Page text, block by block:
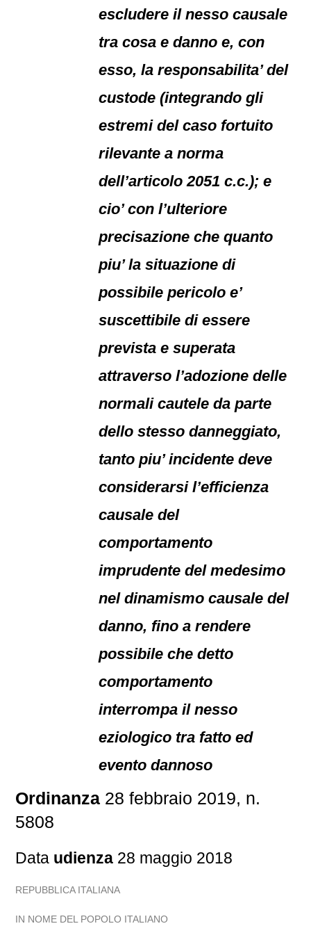
escludere il nesso causale
tra cosa e danno e, con
esso, la responsabilita’ del
custode (integrando gli
estremi del caso fortuito
rilevante a norma
dell’articolo 2051 c.c.); e
cio’ con l’ulteriore
precisazione che quanto
piu’ la situazione di
possibile pericolo e’
suscettibile di essere
prevista e superata
attraverso l’adozione delle
normali cautele da parte
dello stesso danneggiato,
tanto piu’ incidente deve
considerarsi l’efficienza
causale del
comportamento
imprudente del medesimo
nel dinamismo causale del
danno, fino a rendere
possibile che detto
comportamento
interrompa il nesso
eziologico tra fatto ed
evento dannoso
Ordinanza 28 febbraio 2019, n.
5808
Data udienza 28 maggio 2018
REPUBBLICA ITALIANA
IN NOME DEL POPOLO ITALIANO